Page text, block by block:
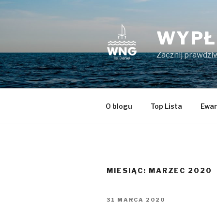
Zacznij
O blogu Top Lista
MIESIĄC: MARZEC 2020
OPUBLIKOWANE
31 MARCA 2020